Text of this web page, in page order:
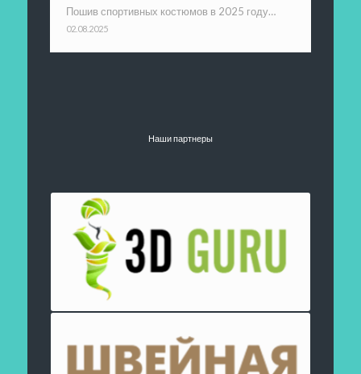
Пошив спортивных костюмов в 2025 году…
02.08.2025
Наши партнеры